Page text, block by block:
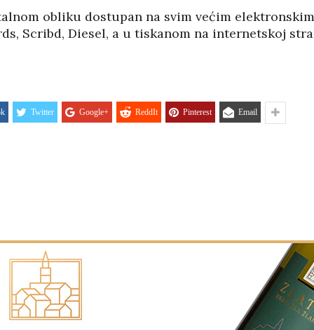
obliku dostupan na svim većim
Scribd, Diesel, a u tiskanom na internetskoj
Twitter Google+ ReddIt Pinterest Email
08/12/2025